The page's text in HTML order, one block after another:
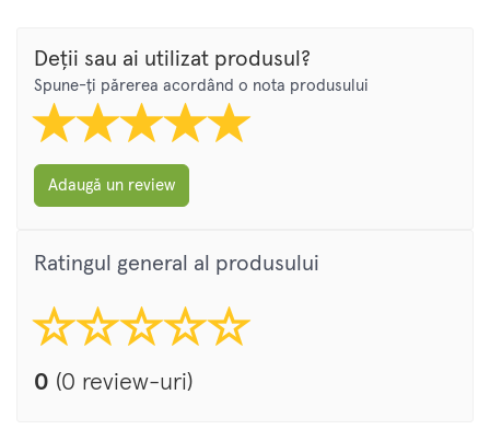
Deții sau ai utilizat produsul?
Spune-ți părerea acordând o nota produsului
Adaugă un review
Ratingul general al produsului
0 (0 review-uri)